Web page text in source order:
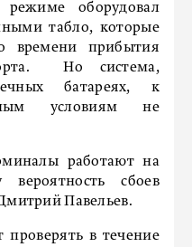
режиме оборудовал
табло, которые
времени прибытия
Но система,
батареях, к
условиям не
работают на
вероятность сбоев
Павельев.
проверять в течение